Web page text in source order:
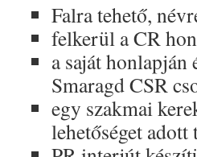
Falra tehető,
felkerül a CR
a saját honlapján
Smaragd CSR
egy szakmai
lehetőséget adott